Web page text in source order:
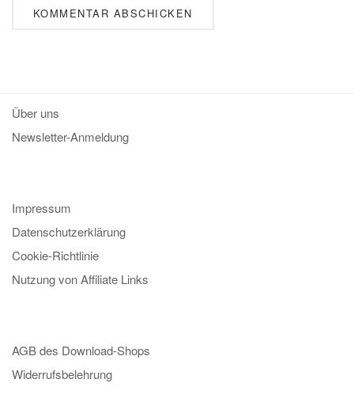
Über uns
Newsletter-Anmeldung
Impressum
Datenschutzerklärung
Cookie-Richtlinie
Nutzung von Affiliate Links
AGB des Download-Shops
Widerrufsbelehrung